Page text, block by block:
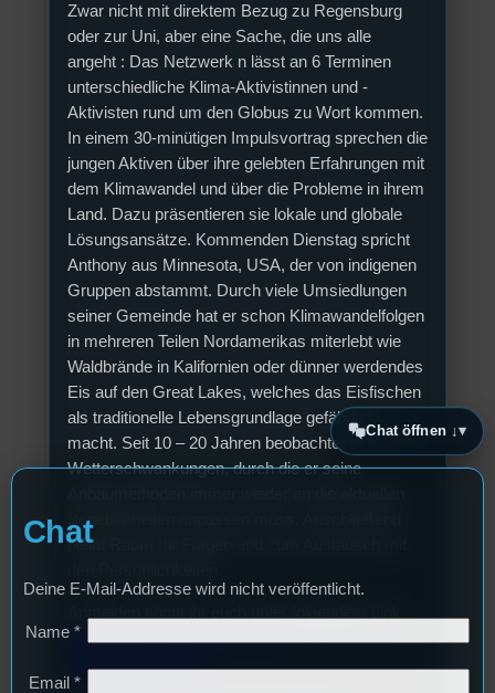
Zwar nicht mit direktem Bezug zu Regensburg
oder zur Uni, aber eine Sache, die uns alle
angeht : Das Netzwerk n lässt an 6 Terminen
unterschiedliche Klima-Aktivistinnen und -
Aktivisten rund um den Globus zu Wort kommen.
In einem 30-minütigen Impulsvortrag sprechen die
jungen Aktiven über ihre gelebten Erfahrungen mit
dem Klimawandel und über die Probleme in ihrem
Land. Dazu präsentieren sie lokale und globale
Lösungsansätze. Kommenden Dienstag spricht
Anthony aus Minnesota, USA, der von indigenen
Gruppen abstammt. Durch viele Umsiedlungen
seiner Gemeinde hat er schon Klimawandelfolgen
in mehreren Teilen Nordamerikas miterlebt wie
Waldbrände in Kalifornien oder dünner werdendes
Eis auf den Great Lakes, welches das Eisfischen
als traditionelle Lebensgrundlage gefährlich
macht. Seit 10 – 20 Jahren beobachtet er extreme
Wetterschwankungen, durch die er seine
Begebenheiten anpassen muss. Anschließend
bleibt Raum für Fragen und zum Austausch mit
https://www.wir-ernten-was-wir-
Chat öffnen ↓
Chat
Deine E-Mail-Addresse wird nicht veröffentlicht.
Name *
Email *